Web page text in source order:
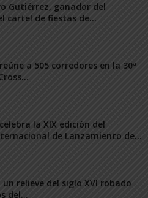
Gutiérrez, ganador del
cartel de fiestas de...
a 505 corredores en la 30ª
la XIX edición del
de Lanzamiento de...
un relieve del siglo XVI robado
del...